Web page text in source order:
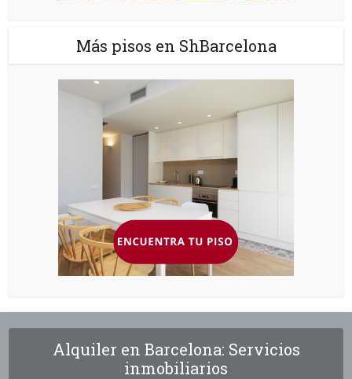
Más pisos en ShBarcelona
Alquiler en Barcelona: Servicios
inmobiliarios